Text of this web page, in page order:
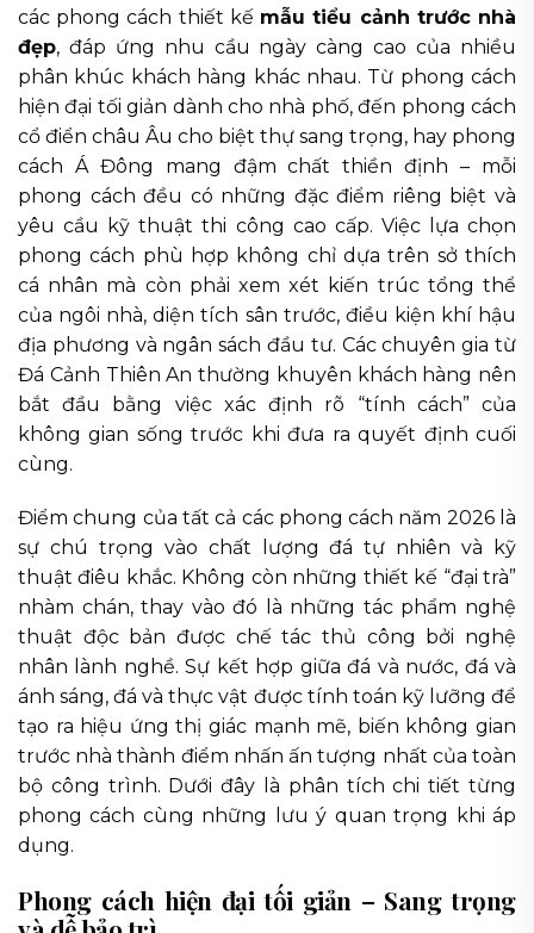
các phong cách thiết kế mẫu tiểu cảnh trước nhà
đẹp, đáp ứng nhu cầu ngày càng cao của nhiều
phân khúc khách hàng khác nhau. Từ phong cách
hiện đại tối giản dành cho nhà phố, đến phong cách
cổ điển châu Âu cho biệt thự sang trọng, hay phong
cách Á Đông mang đậm chất thiền định – mỗi
phong cách đều có những đặc điểm riêng biệt và
yêu cầu kỹ thuật thi công cao cấp. Việc lựa chọn
phong cách phù hợp không chỉ dựa trên sở thích
cá nhân mà còn phải xem xét kiến trúc tổng thể
của ngôi nhà, diện tích sân trước, điều kiện khí hậu
địa phương và ngân sách đầu tư. Các chuyên gia từ
Đá Cảnh Thiên An thường khuyên khách hàng nên
bắt đầu bằng việc xác định rõ “tính cách” của
không gian sống trước khi đưa ra quyết định cuối
cùng.
Điểm chung của tất cả các phong cách năm 2026 là
sự chú trọng vào chất lượng đá tự nhiên và kỹ
thuật điêu khắc. Không còn những thiết kế “đại trà”
nhàm chán, thay vào đó là những tác phẩm nghệ
thuật độc bản được chế tác thủ công bởi nghệ
nhân lành nghề. Sự kết hợp giữa đá và nước, đá và
ánh sáng, đá và thực vật được tính toán kỹ lưỡng để
tạo ra hiệu ứng thị giác mạnh mẽ, biến không gian
trước nhà thành điểm nhấn ấn tượng nhất của toàn
bộ công trình. Dưới đây là phân tích chi tiết từng
phong cách cùng những lưu ý quan trọng khi áp
dụng.
Phong cách hiện đại tối giản – Sang trọng